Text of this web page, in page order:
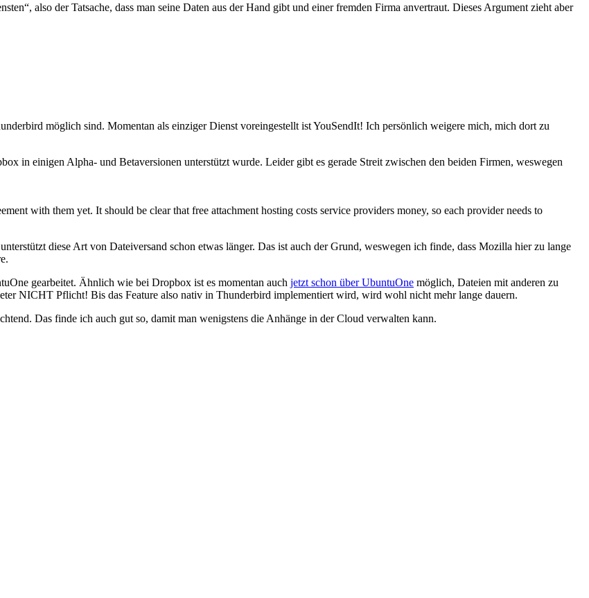
also der Tatsache, dass man seine Daten aus der Hand gibt und einer fremden Firma anvertraut. Dieses Argument zieht aber
möglich sind. Momentan als einziger Dienst voreingestellt ist YouSendIt! Ich persönlich weigere mich, mich dort zu
in einigen Alpha- und Betaversionen unterstützt wurde. Leider gibt es gerade Streit zwischen den beiden Firmen, weswegen
with them yet. It should be clear that free attachment hosting costs service providers money, so each provider needs to
diese Art von Dateiversand schon etwas länger. Das ist auch der Grund, weswegen ich finde, dass Mozilla hier zu lange
gearbeitet. Ähnlich wie bei Dropbox ist es momentan auch jetzt schon über UbuntuOne möglich, Dateien mit anderen zu
NICHT Pflicht! Bis das Feature also nativ in Thunderbird implementiert wird, wird wohl nicht mehr lange dauern.
Das finde ich auch gut so, damit man wenigstens die Anhänge in der Cloud verwalten kann.